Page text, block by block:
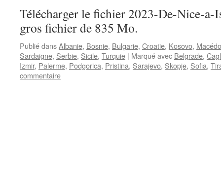
Télécharger le fichier 2023-De-Nice-
gros fichier de 835 Mo.
Publié dansAlbanie, Bosnie, Bulgarie, Croatie, Kosovo,
Sardaigne, Serbie, Sicile, Turquie | Marqué avec Belgrade,
Izmir, Palerme, Podgorica, Pristina, Sarajevo, Skopje, Sofia,
commentaire